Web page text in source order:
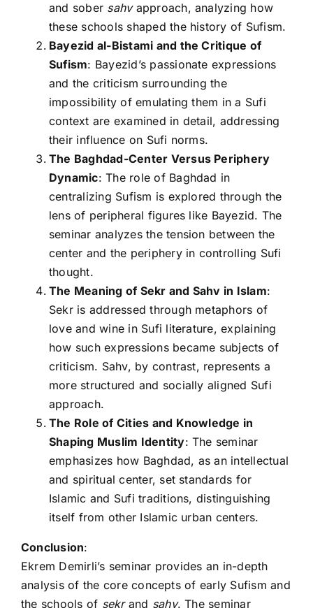
and sober sahvapproach, analyzing how
these schools shaped the history of Sufism.
Bayezid al-Bistami and the Critique of
Sufism: Bayezid’s passionate expressions
and the criticism surrounding the
impossibility of emulating them in a Sufi
context are examined in detail, addressing
their influence on Sufi norms.
The Baghdad-Center Versus Periphery
Dynamic: The role of Baghdad in
centralizing Sufism is explored through the
lens of peripheral figures like Bayezid. The
seminar analyzes the tension between the
center and the periphery in controlling Sufi
thought.
The Meaning of Sekr and Sahv in Islam:
Sekr is addressed through metaphors of
love and wine in Sufi literature, explaining
how such expressions became subjects of
criticism. Sahv, by contrast, represents a
more structured and socially aligned Sufi
approach.
The Role of Cities and Knowledge in
Shaping Muslim Identity: The seminar
emphasizes how Baghdad, as an intellectual
and spiritual center, set standards for
Islamic and Sufi traditions, distinguishing
itself from other Islamic urban centers.
Conclusion:
Ekrem Demirli’s seminar provides an in-depth
analysis of the core concepts of early Sufism and
the schools of sekrand sahv. The seminar